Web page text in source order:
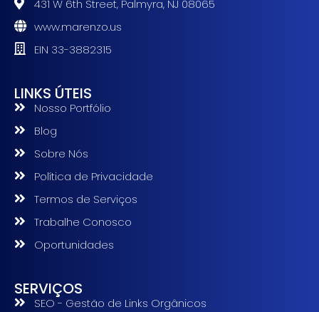
431 W 6th Street, Palmyra, NJ 08065
www.marenzo.us
EIN 33-3882315
LINKS ÚTEIS
Nosso Portfólio
Blog
Sobre Nós
Política de Privacidade
Termos de Serviços
Trabalhe Conosco
Oportunidades
SERVIÇOS
SEO - Gestão de Links Orgânicos